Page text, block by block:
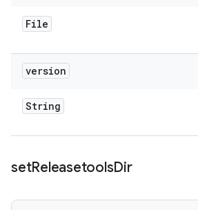
File
version
String
setReleasetoolsDir